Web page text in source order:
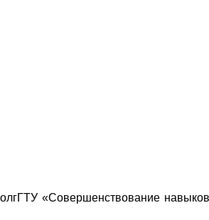
«Совершенствование навыков